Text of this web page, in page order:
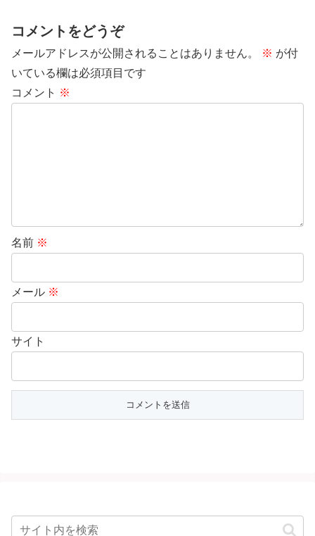
コメントをどうぞ
メールアドレスが公開されることはありません。 ※ が付
いている欄は必須項目です
コメント ※
名前 ※
メール ※
サイト